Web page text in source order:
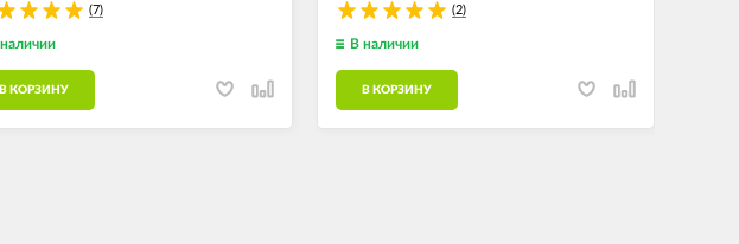
(7)
В КОРЗИНУ
(2)
В наличии
В КОРЗИНУ